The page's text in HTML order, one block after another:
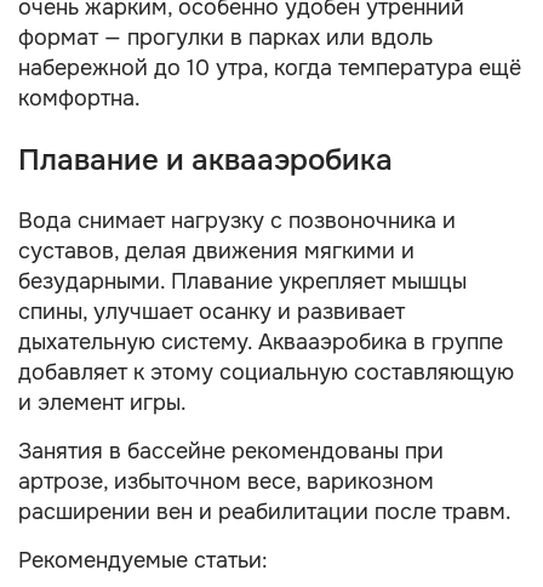
очень жарким, особенно удобен утренний
формат — прогулки в парках или вдоль
набережной до 10 утра, когда температура ещё
комфортна.
Плавание и аквааэробика
Вода снимает нагрузку с позвоночника и
суставов, делая движения мягкими и
безударными. Плавание укрепляет мышцы
спины, улучшает осанку и развивает
дыхательную систему. Аквааэробика в группе
добавляет к этому социальную составляющую
и элемент игры.
Занятия в бассейне рекомендованы при
артрозе, избыточном весе, варикозном
расширении вен и реабилитации после травм.
Рекомендуемые статьи: